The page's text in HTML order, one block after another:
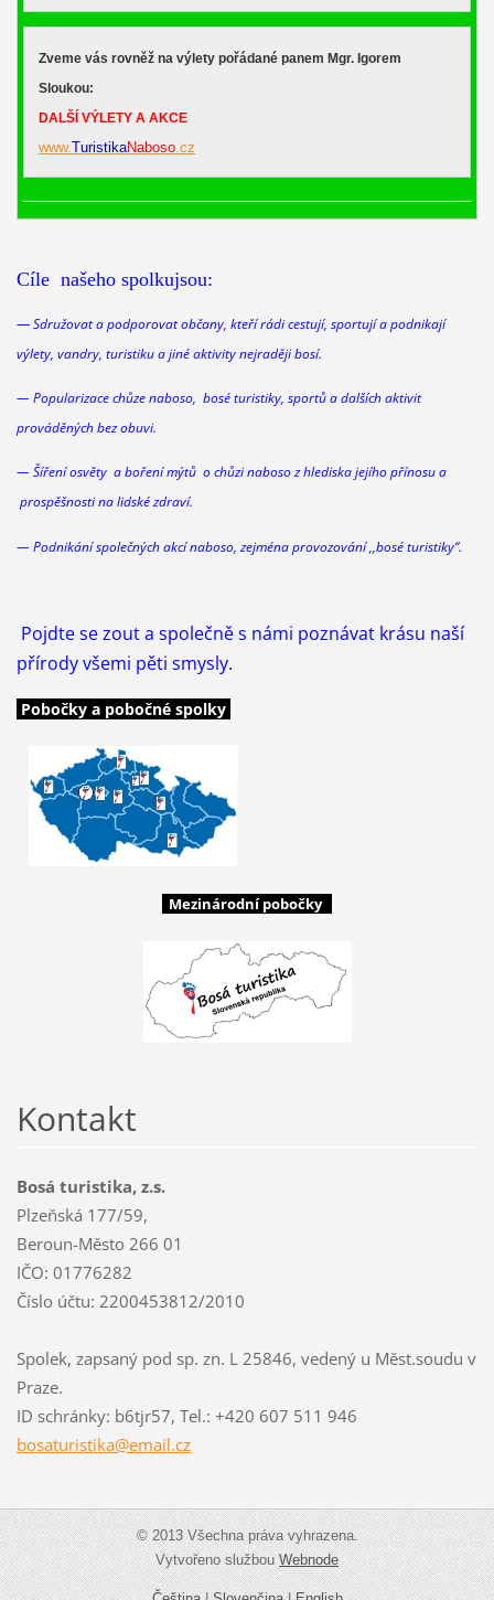
Zveme vás rovněž na výlety pořádané panem Mgr. Igorem
Sloukou:
DALŠÍ VÝLETY A AKCE
www.TuristikaNaboso .cz
Cíle našeho spolkujsou:
—Sdružovat a podporovat občany, kteří rádi cestují, sportují a podnikají
výlety, vandry, turistiku a jiné aktivity nejraději bosí.
— Popularizace chůze naboso, bosé turistiky, sportů a dalších aktivit
prováděných bez obuvi.
— Šíření osvěty a boření mýtů o chůzinabosoz hlediska jejího přínosu a
prospěšnosti na lidské zdraví.
— Podnikání společných akcínaboso, zejména provozování ,,bosé turistiky“.
Pojdte se zout a společně s námi poznávat krásu naší
přírody všemi pěti smysly.
Pobočky a pobočné spolky
Mezinárodní pobočky
Kontakt
Bosá turistika, z.s.
Plzeňská 177/59,
Beroun-Město 266 01
IČO: 01776282
Číslo účtu: 2200453812/2010
Spolek, zapsaný pod sp. zn. L 25846, vedený u Měst.soudu v
Praze.
ID schránky: b6tjr57, Tel.: +420 607 511 946
bosaturistika@email.cz
© 2013 Všechna práva vyhrazena.
Vytvořeno službouWebnode